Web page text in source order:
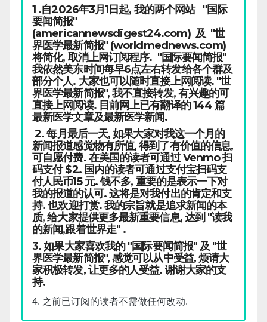
1 .自2026年3月1日起, 我的两个网站 "国际
要闻简报"
(americannewsdigest24.com) 及 "世
界医学最新简报" (worldmednews.com)
将简化, 取消上网订阅程序. "国际要闻简报"
我依然美东时间每早6点左右转发给各个群及
部分个人. 大家也可以随时直接上网阅读. "世
界医学最新简报", 我不直接转发, 有兴趣的可
直接上网阅读. 目前网上已有翻译的 144 篇
最新医学文章及最新医学新闻.
2. 每月最后一天, 如果大家对我这一个月的
新闻报道感觉物有所值, 得到了有价值的信息,
可自愿付费. 在美国的读者可通过 Venmo 扫
码支付 $2. 国内的读者可通过支付宝扫码支
付人民币15 元. 钱不多, 重要的是表示一下对
我的报道的认可. 这将是对我付出的肯定和支
持. 也欢迎打赏. 我的宗旨就是追求新闻的本
质, 给大家提供更多最新重要信息, 达到 "读我
的新闻,跟着世界走" .
3. 如果大家喜欢我的 "国际要闻简报" 及 "世
界医学最新简报", 感觉可以从中受益, 烦请大
家积极转发, 让更多的人受益. 谢谢大家的支
持.
4. 之前已订阅的读者不需做任何改动.